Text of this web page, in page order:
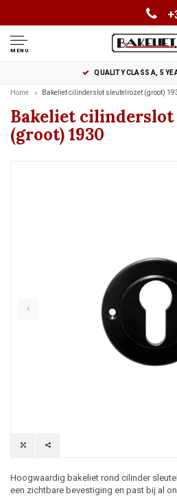
MENU
QUALITY CLASS A, 5
Home Bakeliet cilinderslot sleutelrozet (groot)
Bakeliet
(groot) 1930
Hoogwaardig bakeliet rond cilinder
een zichtbare bevestiging en past bij al